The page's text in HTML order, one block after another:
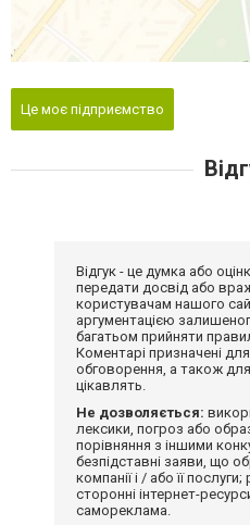
Це моє підприємство
Відгук - це думка або
передати досвід або
користувачам нашого
аргументацією
багатьом прийняти
Коментарі призначені
обговорення, а також
цікавлять.
Не дозволяється:
лексики, погроз або
порівняння з іншими
безпідставні заяви, що
компанії і / або її
сторонні інтернет-
самореклама.